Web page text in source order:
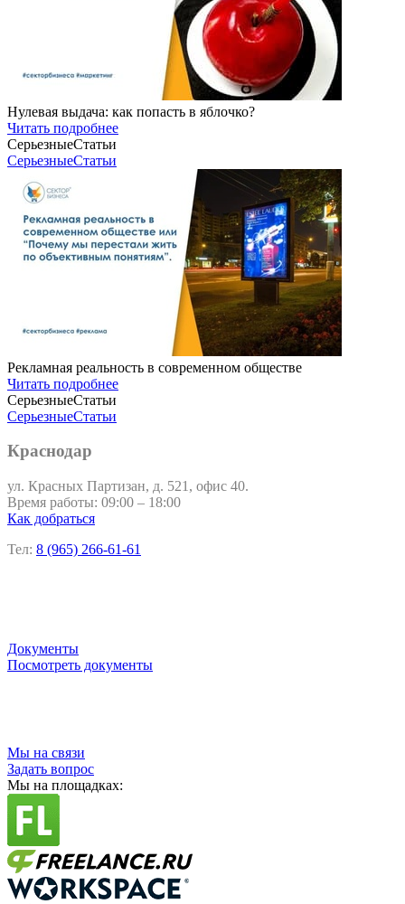
Нулевая выдача: как попасть в яблочко?
Читать подробнее
СерьезныеСтатьи
СерьезныеСтатьи
Рекламная реальность в современном обществе
Читать подробнее
СерьезныеСтатьи
СерьезныеСтатьи
Краснодар
ул. Красных Партизан, д. 521, офис 40.
Время работы: 09:00 – 18:00
Как добраться
Тел: 8 (965) 266-61-61
Документы
Посмотреть документы
Мы на связи
Задать вопрос
Мы на площадках: